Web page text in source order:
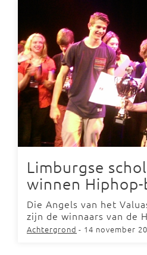
Limburgse
winnen
Die Angels van het
zijn de winnaars van de
Achtergrond - 14 november